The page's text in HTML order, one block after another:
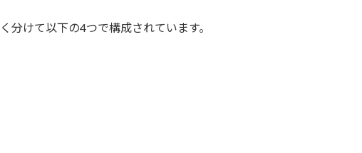
分けて以下の4つで構成されています。